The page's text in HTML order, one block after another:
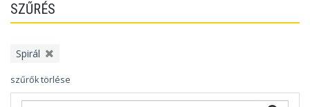
SZŰRÉS
Spirál
szűrők törlése